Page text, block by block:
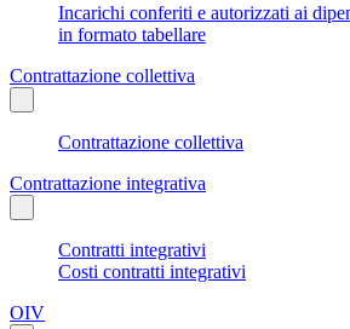
Incarichi conferiti e autorizzati ai
in formato tabellare
Contrattazione collettiva
Contrattazione collettiva
Contrattazione integrativa
Contratti integrativi
Costi contratti integrativi
OIV